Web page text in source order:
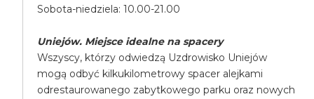
Sobota-niedziela: 10.00-21.00
Uniejów. Miejsce idealne na spacery
Wszyscy, którzy odwiedzą Uzdrowisko Uniejów
mogą odbyć kilkukilometrowy spacer alejkami
odrestaurowanego zabytkowego parku oraz nowych